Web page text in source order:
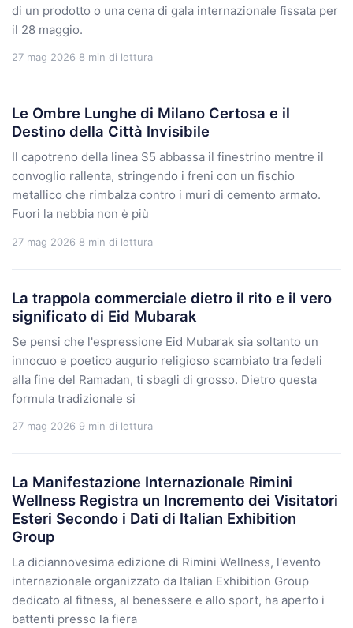
di un prodotto o una cena di gala internazionale fissata per
il 28 maggio.
27 mag 2026 8 min di lettura
Le Ombre Lunghe di Milano Certosa e il
Destino della Città Invisibile
Il capotreno della linea S5 abbassa il finestrino mentre il
convoglio rallenta, stringendo i freni con un fischio
metallico che rimbalza contro i muri di cemento armato.
Fuori la nebbia non è più
27 mag 2026 8 min di lettura
La trappola commerciale dietro il rito e il vero
significato di Eid Mubarak
Se pensi che l'espressione Eid Mubarak sia soltanto un
innocuo e poetico augurio religioso scambiato tra fedeli
alla fine del Ramadan, ti sbagli di grosso. Dietro questa
formula tradizionale si
27 mag 2026 9 min di lettura
La Manifestazione Internazionale Rimini
Wellness Registra un Incremento dei Visitatori
Esteri Secondo i Dati di Italian Exhibition
Group
La diciannovesima edizione di Rimini Wellness, l'evento
internazionale organizzato da Italian Exhibition Group
dedicato al fitness, al benessere e allo sport, ha aperto i
battenti presso la fiera